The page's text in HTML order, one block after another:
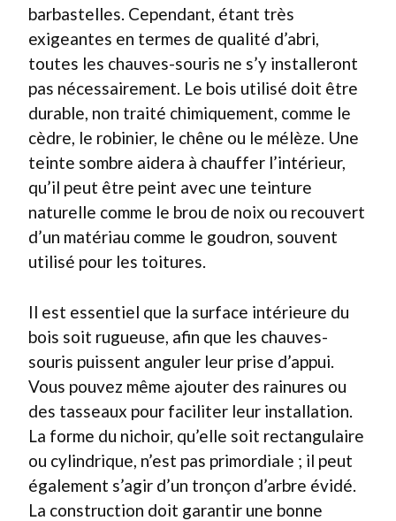
barbastelles. Cependant, étant très
exigeantes en termes de qualité d’abri,
toutes les chauves-souris ne s’y installeront
pas nécessairement. Le bois utilisé doit être
durable, non traité chimiquement, comme le
cèdre, le robinier, le chêne ou le mélèze. Une
teinte sombre aidera à chauffer l’intérieur,
qu’il peut être peint avec une teinture
naturelle comme le brou de noix ou recouvert
d’un matériau comme le goudron, souvent
utilisé pour les toitures.
Il est essentiel que la surface intérieure du
bois soit rugueuse, afin que les chauves-
souris puissent anguler leur prise d’appui.
Vous pouvez même ajouter des rainures ou
des tasseaux pour faciliter leur installation.
La forme du nichoir, qu’elle soit rectangulaire
ou cylindrique, n’est pas primordiale ; il peut
également s’agir d’un tronçon d’arbre évidé.
La construction doit garantir une bonne